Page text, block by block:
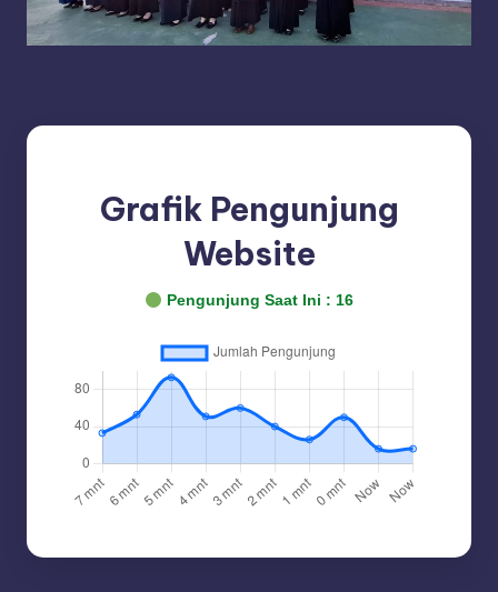
Grafik Pengunjung
Website
Pengunjung Saat Ini : 16